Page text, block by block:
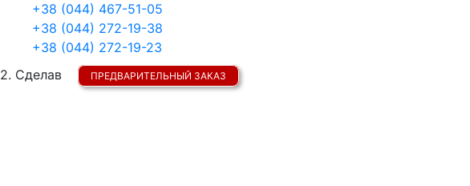
+38 (044) 467-51-05
+38 (044) 272-19-38
+38 (044) 272-19-23
2. Сделав
ПРЕДВАРИТЕЛЬНЫЙ ЗАКАЗ